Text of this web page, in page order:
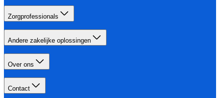
Zorgprofessionals
Andere zakelijke oplossingen
Over ons
Contact